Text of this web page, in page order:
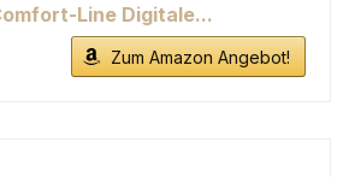
Line Digitale...
Zum Amazon Angebot!